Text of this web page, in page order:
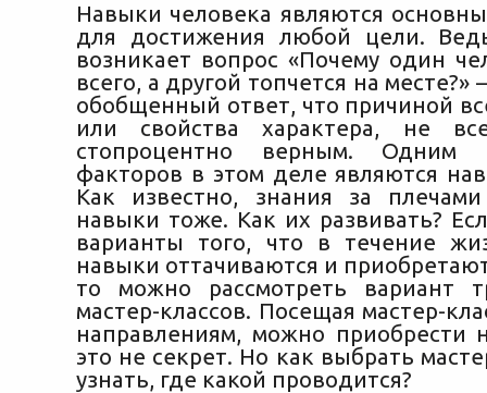
Навыки человека являются
для достижения любой цели.
возникает вопрос «Почему один
всего, а другой топчется на
обобщенный ответ, что причиной
или свойства характера, не
стопроцентно верным. Одним
факторов в этом деле являются
Как известно, знания за
навыки тоже. Как их развивать?
варианты того, что в течение
навыки оттачиваются и
то можно рассмотреть вариант
мастер-классов. Посещая мастер-
направлениям, можно приобрести
это не секрет. Но как выбрать
узнать, где какой проводится?